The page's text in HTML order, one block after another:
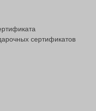
сертификатов